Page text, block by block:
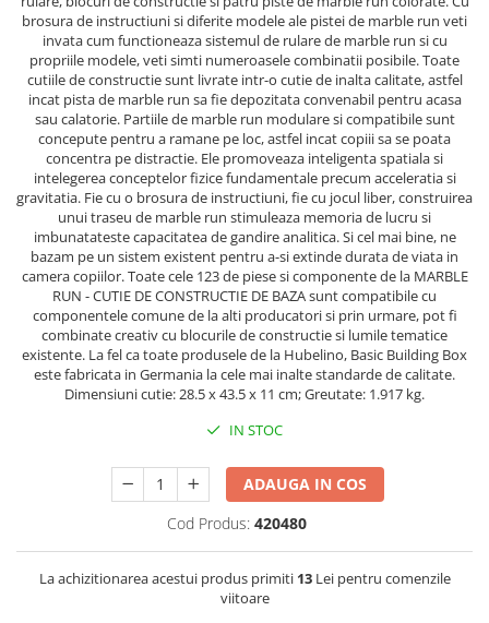
brosura de instructiuni si diferite modele ale pistei de marble run veti
invata cum functioneaza sistemul de rulare de marble run si cu
propriile modele, veti simti numeroasele combinatii posibile. Toate
cutiile de constructie sunt livrate intr-o cutie de inalta calitate, astfel
incat pista de marble run sa fie depozitata convenabil pentru acasa
sau calatorie. Partiile de marble run modulare si compatibile sunt
concepute pentru a ramane pe loc, astfel incat copiii sa se poata
concentra pe distractie. Ele promoveaza inteligenta spatiala si
intelegerea conceptelor fizice fundamentale precum acceleratia si
gravitatia. Fie cu o brosura de instructiuni, fie cu jocul liber, construirea
unui traseu de marble run stimuleaza memoria de lucru si
imbunatateste capacitatea de gandire analitica. Si cel mai bine, ne
bazam pe un sistem existent pentru a-si extinde durata de viata in
camera copiilor. Toate cele 123 de piese si componente de la MARBLE
RUN - CUTIE DE CONSTRUCTIE DE BAZA sunt compatibile cu
componentele comune de la alti producatori si prin urmare, pot fi
combinate creativ cu blocurile de constructie si lumile tematice
existente. La fel ca toate produsele de la Hubelino, Basic Building Box
este fabricata in Germania la cele mai inalte standarde de calitate.
Dimensiuni cutie: 28.5 x 43.5 x 11 cm; Greutate: 1.917 kg.
IN STOC
ADAUGA IN COS
Cod Produs: 420480
La achizitionarea acestui produs primiti 13Lei pentru comenzile
viitoare